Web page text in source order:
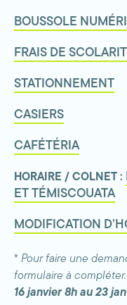
BOUSSOLE
FRAIS DE
STATIONNEMENT
CASIERS
CAFÉTÉRIA
HORAIRE / COLNET :
ET TÉMISCOUATA
MODIFICATION
* Pour faire une
formulaire à compléter.
16 janvier 8h au 23